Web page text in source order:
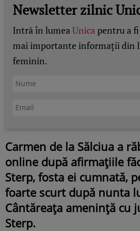
Newsletter zilnic
Intră în lumeaUnicapentru a
mai importante informații din
feminin.
Carmen de la Sălciua a
online după afirmațiile
Sterp, fosta ei cumnată,
foarte scurt după nunta
Cântăreața amenință cu
Sterp.